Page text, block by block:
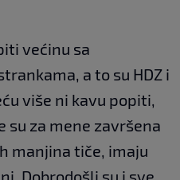
većinu sa
a to su HDZ i
više ni kavu popiti,
su za mene završena
manjina tiče, imaju
Dobrodošli su i sve